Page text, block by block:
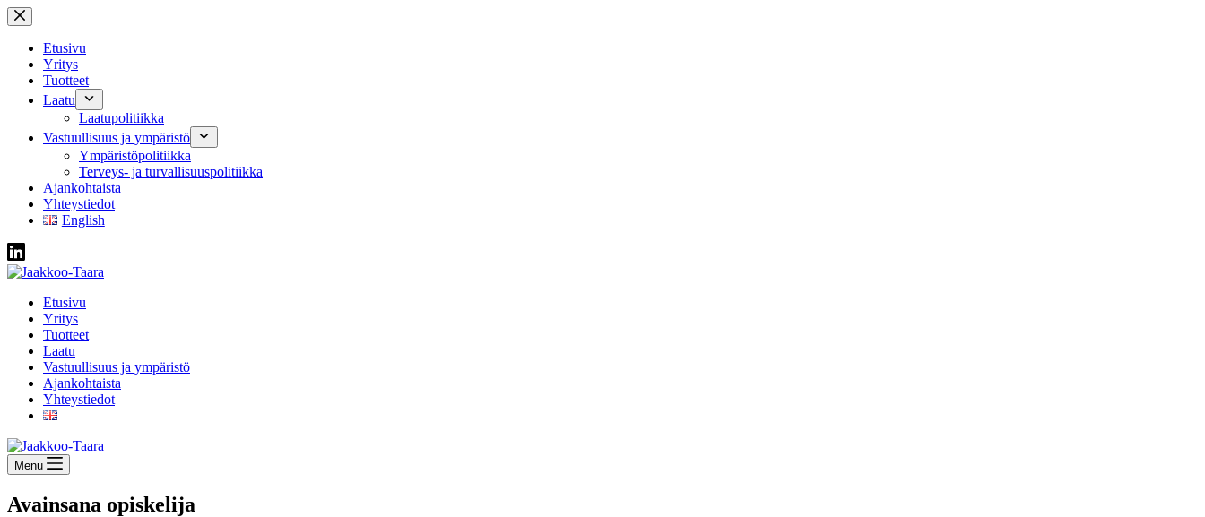
Skip
to
contentEtusivu
Yritys
Tuotteet
Laatu
Laatupolitiikka
Vastuullisuus ja ympäristö
Ympäristöpolitiikka
Terveys- ja turvallisuuspolitiikka
Ajankohtaista
Yhteystiedot
English
Etusivu
Yritys
Tuotteet
Laatu
Vastuullisuus ja ympäristö
Ajankohtaista
Yhteystiedot
Menu
Avainsana opiskelija